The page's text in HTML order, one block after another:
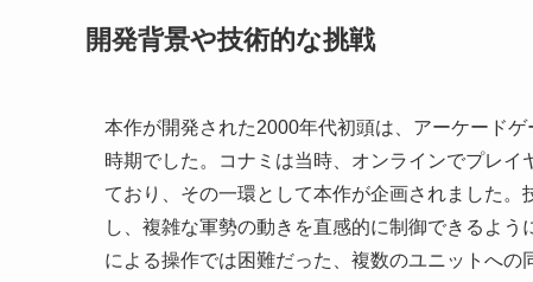
開発背景や技術的な挑戦
本作が開発された2000年代初頭は、アーケード
時期でした。コナミは当時、オンラインでプレ
ており、その一環として本作が企画されました
し、複雑な軍勢の動きを直感的に制御できるよ
による操作では困難だった、複数のユニットへの